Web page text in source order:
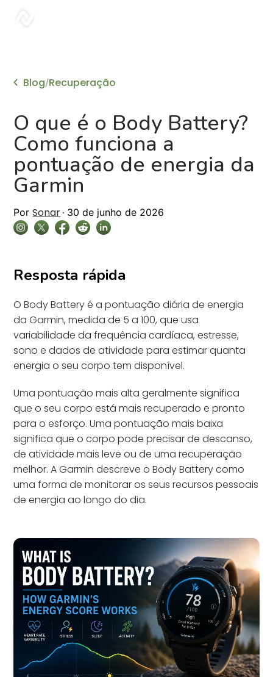
Blog/Recuperação
O que é o Body Battery?
Como funciona a
pontuação de energia da
Garmin
Por Sonar 30 de junho de 2026
Resposta rápida
O Body Battery é a pontuação diária de energia
da Garmin, medida de 5 a 100, que usa
variabilidade da frequência cardíaca, estresse,
sono e dados de atividade para estimar quanta
energia o seu corpo tem disponível.
Uma pontuação mais alta geralmente significa
que o seu corpo está mais recuperado e pronto
para o esforço. Uma pontuação mais baixa
significa que o corpo pode precisar de descanso,
de atividade mais leve ou de uma recuperação
melhor. A Garmin descreve o Body Battery como
uma forma de monitorar os seus recursos pessoais
de energia ao longo do dia.